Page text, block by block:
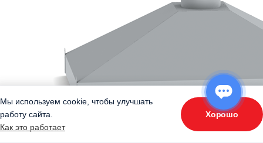
Мы используем cookie, чтобы улучшать
работу сайта.
Как это работает
Хорошо
«Подберите оборудование»